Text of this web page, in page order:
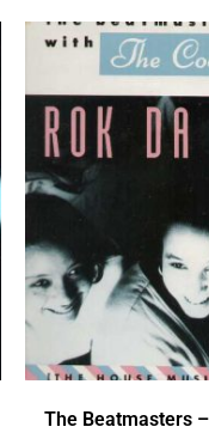
The Beatmasters